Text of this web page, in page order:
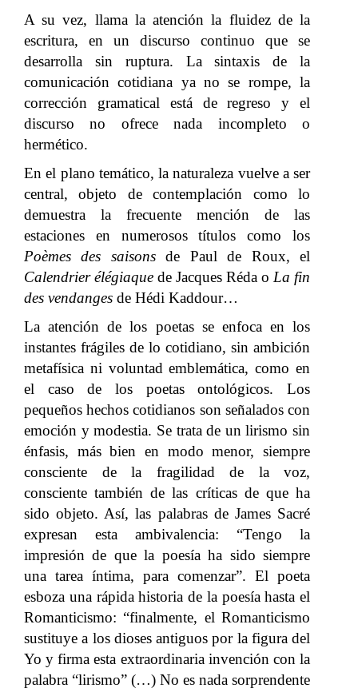
A su vez, llama la atención la fluidez de la
escritura, en un discurso continuo que se
desarrolla sin ruptura. La sintaxis de la
comunicación cotidiana ya no se rompe, la
corrección gramatical está de regreso y el
discurso no ofrece nada incompleto o
hermético.
En el plano temático, la naturaleza vuelve a ser
central, objeto de contemplación como lo
demuestra la frecuente mención de las
estaciones en numerosos títulos como los
Poèmes des saisonsde Paul de Roux, el
Calendrier élégiaque de Jacques Réda o La fin
des vendanges de Hédi Kaddour…
La atención de los poetas se enfoca en los
instantes frágiles de lo cotidiano, sin ambición
metafísica ni voluntad emblemática, como en
el caso de los poetas ontológicos. Los
pequeños hechos cotidianos son señalados con
emoción y modestia. Se trata de un lirismo sin
énfasis, más bien en modo menor, siempre
consciente de la fragilidad de la voz,
consciente también de las críticas de que ha
sido objeto. Así, las palabras de James Sacré
expresan esta ambivalencia: “Tengo la
impresión de que la poesía ha sido siempre
una tarea íntima, para comenzar”. El poeta
esboza una rápida historia de la poesía hasta el
Romanticismo: “finalmente, el Romanticismo
sustituye a los dioses antiguos por la figura del
Yo y firma esta extraordinaria invención con la
palabra “lirismo” (…) No es nada sorprendente